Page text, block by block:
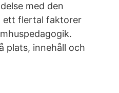
med den
ett flertal faktorer
plats, innehåll och